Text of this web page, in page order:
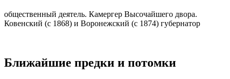
общественный деятель. Камергер Высочайшего двора.
Ковенский (с 1868) и Воронежский (с 1874) губернатор
Ближайшие предки и потомки